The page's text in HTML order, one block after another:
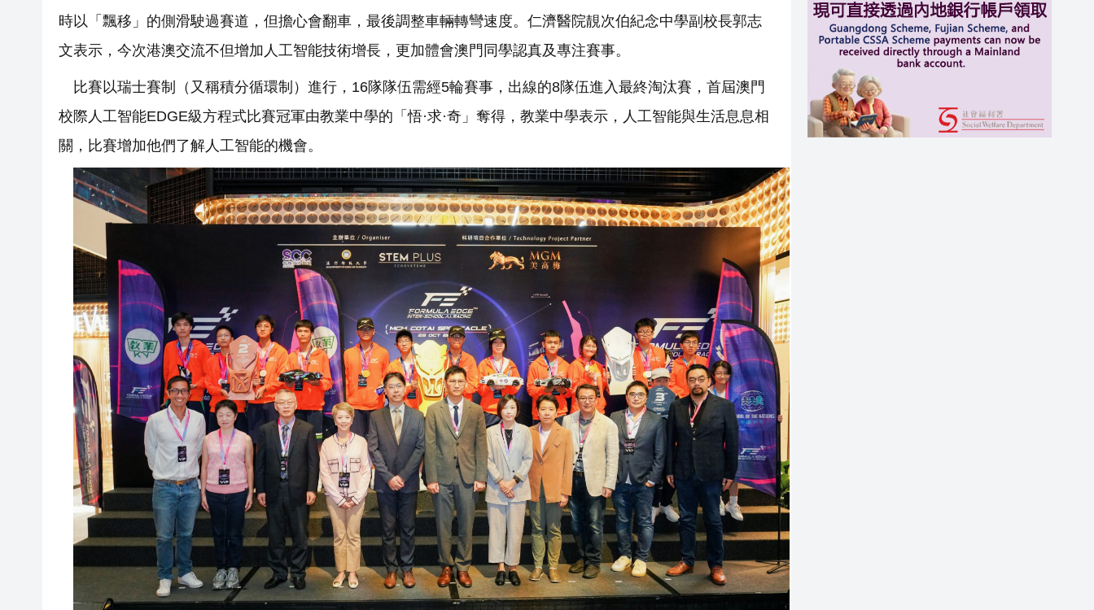
時以「飄移」的側滑駛過賽道，但擔心會翻車，最後調整車輛轉彎速度。仁濟醫院靚次伯紀念中學副校長郭志
文表示，今次港澳交流不但增加人工智能技術增長，更加體會澳門同學認真及專注賽事。
比賽以瑞士賽制（又稱積分循環制）進行，16隊隊伍需經5輪賽事，出線的8隊伍進入最終淘汰賽，首屆澳門
校際人工智能EDGE級方程式比賽冠軍由教業中學的「悟·求·奇」奪得，教業中學表示，人工智能與生活息息相
關，比賽增加他們了解人工智能的機會。